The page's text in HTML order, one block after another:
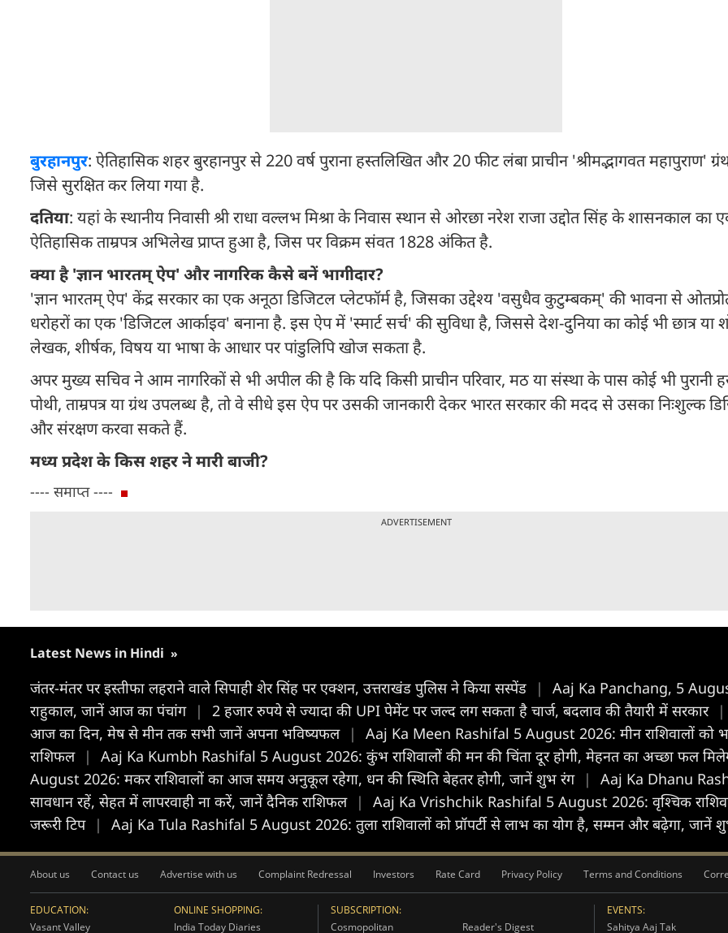
बुरहानपुर: ऐतिहासिक शहर बुरहानपुर से 220 वर्ष पुराना हस्तलिखित और 20 फीट लंबा प्राचीन 'श्रीमद्भागवत महापुराण'
जिसे सुरक्षित कर लिया गया है.
दतिया: यहां के स्थानीय निवासी श्री राधा वल्लभ मिश्रा के निवास स्थान से ओरछा नरेश राजा उद्दोत सिंह के शासनकाल का
ऐतिहासिक ताम्रपत्र अभिलेख प्राप्त हुआ है, जिस पर विक्रम संवत 1828 अंकित है.
क्या है 'ज्ञान भारतम् ऐप' और नागरिक कैसे बनें भागीदार?
'ज्ञान भारतम् ऐप' केंद्र सरकार का एक अनूठा डिजिटल प्लेटफॉर्म है, जिसका उद्देश्य 'वसुधैव कुटुम्बकम्' की भावना से
धरोहरों का एक 'डिजिटल आर्काइव' बनाना है. इस ऐप में 'स्मार्ट सर्च' की सुविधा है, जिससे देश-दुनिया का कोई भी छात्र या
लेखक, शीर्षक, विषय या भाषा के आधार पर पांडुलिपि खोज सकता है.
अपर मुख्य सचिव ने आम नागरिकों से भी अपील की है कि यदि किसी प्राचीन परिवार, मठ या संस्था के पास कोई भी पुरानी
पोथी, ताम्रपत्र या ग्रंथ उपलब्ध है, तो वे सीधे इस ऐप पर उसकी जानकारी देकर भारत सरकार की मदद से उसका निःशुल्क
और संरक्षण करवा सकते हैं.
मध्य प्रदेश के किस शहर ने मारी बाजी?
---- समाप्त ----
ADVERTISEMENT
Latest News in Hindi »
जंतर-मंतर पर इस्तीफा लहराने वाले सिपाही शेर सिंह पर एक्शन, उत्तराखंड पुलिस ने किया सस्पेंड |
Aaj Ka Panchang, 5
राहुकाल, जानें आज का पंचांग | 2 हजार रुपये से ज्यादा की UPI पेमेंट पर जल्द लग सकता है चार्ज, बदलाव की तैयारी में सरकार |
आज का द‍िन, मेष से मीन तक सभी जानें अपना भविष्यफल |
Aaj Ka Meen Rashifal 5 August 2026: मीन राशिवालों को
राशिफल | Aaj Ka Kumbh Rashifal 5 August 2026: कुंभ राशिवालोें की मन की चिंता दूर होगी, मेहनत का अच्छा फल
August 2026: मकर राशिवालों का आज समय अनुकूल रहेगा, धन की स्थिति बेहतर होगी, जानें शुभ रंग |
Aaj Ka Dhanu
सावधान रहें, सेहत में लापरवाही ना करें, जानें दैनिक राशिफल |
Aaj Ka Vrishchik Rashifal 5 August 2026: वृश्चिक
जरूरी टिप | Aaj Ka Tula Rashifal 5 August 2026: तुला राशिवालों को प्रॉपर्टी से लाभ का योग है, सम्मन और बढ़ेगा, जानें
About us Contact us Advertise with us Complaint Redressal Investors Rate Card Privacy Policy Terms and Conditions
EDUCATION:
Vasant Valley
ONLINE SHOPPING:
India Today Diaries
SUBSCRIPTION:
Cosmopolitan
Reader's Digest
EVENTS:
Sahitya Aaj Tak